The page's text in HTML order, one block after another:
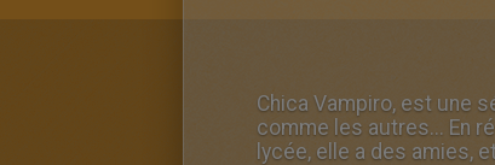
Chica Vampiro, est une
comme les autres... En
lycée, elle a des amies,